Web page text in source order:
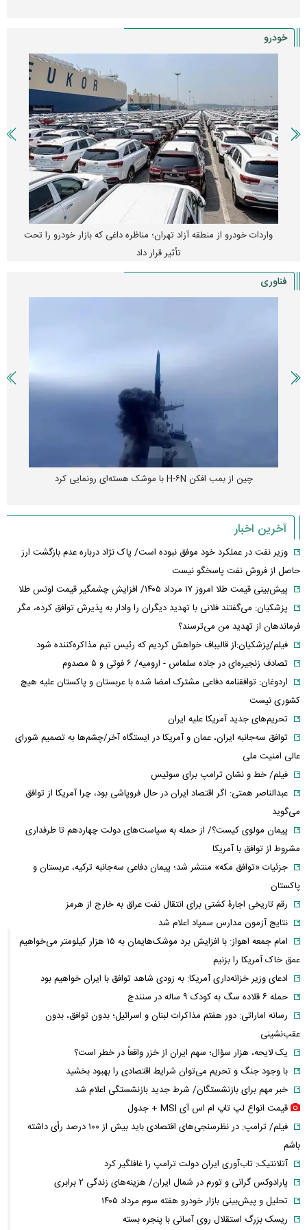
خودرو
واردات خودرو از منطقه آزاد تهران؛ مناظره داغی که بازار خودرو را تحت
تأثیر قرار داد
فناوری
چین از بمب افکن H-۶N با موشک هسته‌ای رونمایی کرد
آخرین اخبار
وزیر نفت در عملکرد خود موفق نبوده است/ پاک نژاد درباره عدم بازگشت ارز
حاصل از فروش نفت پاسخگو نیست
پیش‌بینی قیمت طلا امروز ۱۷ مرداد ۱۴۰۵/ افزایش چشمگیر قیمت اونس طلا
پزشکیان: می‌گفتند فلانی با تهدید دیگران را وادار به پذیرش توافق کرده، مگر
فرماندهان از تهدید من می‌ترسند؟
فیلم/پزشکیان:از قالیباف خواهش کردیم که رئیس تیم مذاکره‌کننده شود
تصادف زنجیره‌ای در جاده سلماس - ارومیه/ ۶ فوتی و ۵ مصدوم
اردوغان: توافقنامه دفاعی مشترک امضا شده با عربستان و پاکستان علیه هیچ
کشوری نیست
تحریم‌های جدید آمریکا علیه ایران
توافق سه‌جانبه ایران، عمان و آمریکا در ایستگاه آخر/چشم‌ها به تصمیم شورای
عالی امنیت ملی
فیلم/ خط و نشان ترامپ برای سوئیس
عبدالناصر همتی: اگر اقتصاد ایران در حال فروپاشی بود، چرا آمریکا از توافق
می‌گوید
پیمان مولوی کیست؟/ از حمله به سیاست‌های دولت چهاردهم تا طرفداری
مشروط از توافق با آمریکا
جزئیات «توافق مکه» منتشر شد؛ پیمان دفاعی سه‌جانبه ترکیه، عربستان و
پاکستان
رقم تاریخی اجارۀ کشتی برای انتقال نفت عراق به خارج از هرمز
نتایج آزمون مدارس سمپاد اعلام شد
امام‌ جمعه اهواز: با افزایش برد موشک‌هایمان به ۱۵ هزار کیلومتر می‌خواهیم
عمق خاک آمریکا را بزنیم
ادعای وزیر خزانه‌داری آمریکا: به زودی شاهد توافق با ایران خواهیم بود
حمله ۶ قلاده سگ به کودک ۹ ساله در سنندج
رسانه اماراتی: دور هفتم مذاکرات لبنان و اسرائیل؛ بدون توافق، بدون
عقب‌نشینی
یک لایحه، هزار سؤال؛ سهم ایران از خزر واقعاً در خطر است؟
با وجود جنگ و تحریم می‌توان شرایط اقتصادی را بهبود بخشید
خبر مهم برای بازنشستگان/ شرط جدید بازنشستگی اعلام شد
قیمت انواع لپ تاپ ام اس آی MSI + جدول
فیلم/ ترامپ: در نظرسنجی‌های اقتصادی باید بیش از ۱۰۰ درصد رأی داشته
باشم
آتلانتیک: تاب‌آوری ایران دولت ترامپ را غافلگیر کرد
پارادوکس گرانی و تورم در شمال ایران/ هزینه‌های زندگی ۲ برابری
تحلیل و پیش‌بینی بازار خودرو هفته سوم مرداد ۱۴۰۵
ریسک بزرگ استقلال روی آسانی با پنجره بسته